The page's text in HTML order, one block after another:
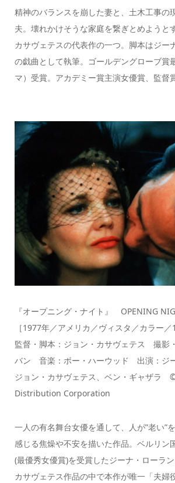
精神のバランスを崩した妻と、土木工事の
夫。壊れかけそうな家庭を繋ぎとめようと
カサヴェテスの代表作の一つ。脚本はジー
の戯曲として執筆。ゴールデングローブ賞
マ）受賞。アカデミー賞主演女優賞、監督
『オープニング・ナイト』 OPENING
［1977年／アメリカ／ヴィスタ／カラー／
監督・脚本：ジョン・カサヴェテス 撮影
バン 音楽：ボー・ハーウッド 出演：ジー
ジョン・カサヴェテス、ベン・ギャザラ
Distribution Corporation
一人の有名舞台女優を通して、人が”老い”
感じる焦燥や不安を描いた作品。ベルリン
(最優秀女優賞)を受賞したジーナ・ローラン
カサヴェテス作品の中で本作が唯一「夫婦